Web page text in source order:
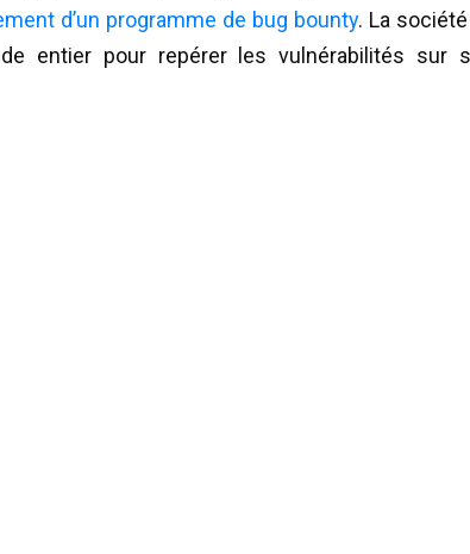
d’un programme de bug bounty. La
entier pour repérer les vulnérabilités sur